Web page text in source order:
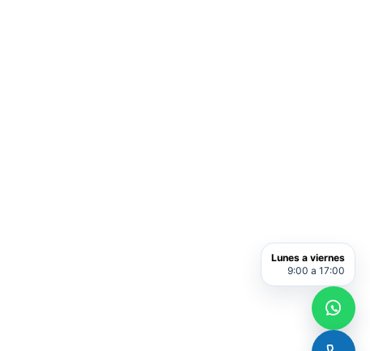
Lunes a viernes
9:00 a 17:00